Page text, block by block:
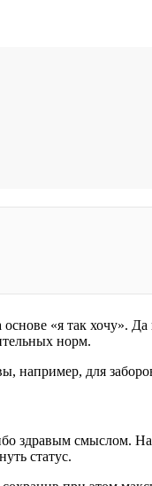
«я так хочу».
норм.
для
здравым смыслом.
статус.